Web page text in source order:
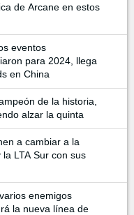
de Arcane en estos
eventos
para 2024, llega
en China
de la historia,
alzar la quinta
a cambiar a la
LTA Sur con sus
enemigos
la nueva línea de